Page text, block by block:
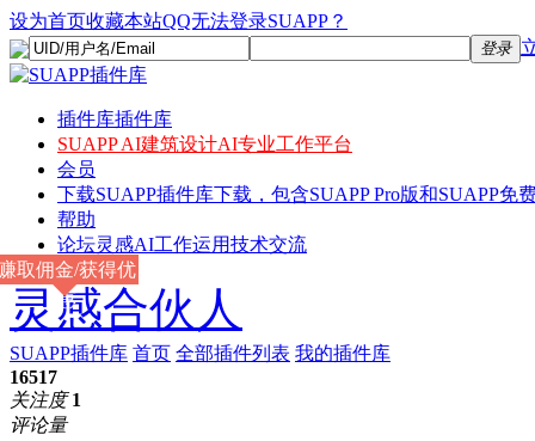
设为首页收藏本站QQ无法登录SUAPP？
登录
插件库插件库
SUAPP AI建筑设计AI专业工作平台
会员
下载SUAPP插件库下载，包含SUAPP Pro版和SUAPP免
帮助
论坛灵感AI工作运用技术交流
灵感合伙人
取佣金/获得优
惠
SUAPP插件库 首页 全部插件列表 我的插件库
16517
关注度 1
评论量